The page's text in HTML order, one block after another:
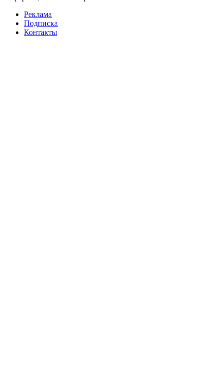
Реклама
Подписка
Контакты